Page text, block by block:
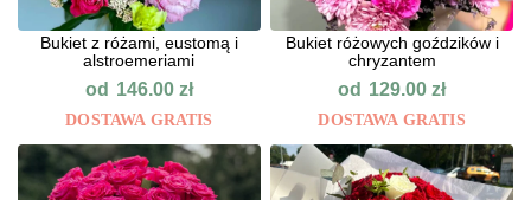
Bukiet z różami, eustomą i
alstroemeriami
od 146.00 zł
DOSTAWA GRATIS
Bukiet różowych goździków i
chryzantem
od 129.00zł
DOSTAWA GRATIS